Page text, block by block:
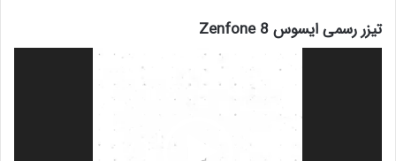
تیزر رسمی ایسوس Zenfone 8